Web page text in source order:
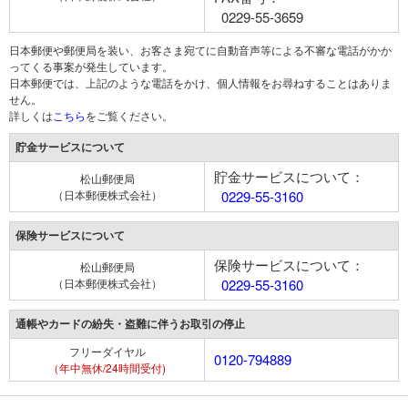
0229-55-3659
日本郵便や郵便局を装い、お客さま宛てに自動音声等による不審な電話がかか
ってくる事案が発生しています。
日本郵便では、上記のような電話をかけ、個人情報をお尋ねすることはありま
せん。
詳しくは こちらをご覧ください。
貯金サービスについて
松山郵便局
（日本郵便株式会社）
貯金サービスについて：
0229-55-3160
保険サービスについて
松山郵便局
（日本郵便株式会社）
保険サービスについて：
0229-55-3160
通帳やカードの紛失・盗難に伴うお取引の停止
フリーダイヤル
（年中無休/24時間受付)
0120-794889